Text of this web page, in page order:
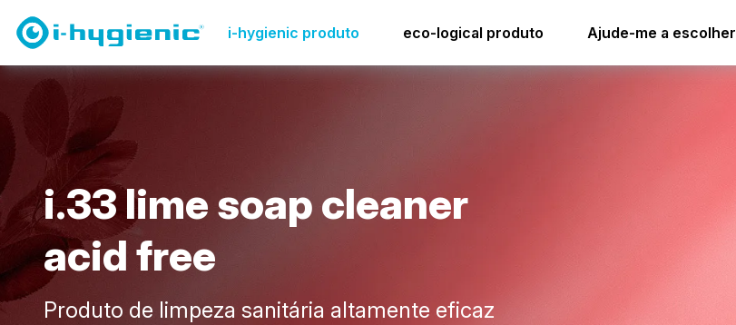
i-hygienic produto eco-logical produto Ajude-me a escolher
Visão geral do produto Limpeza de casas de banho i.33 lime soap cleaner acid free
i.33limesoapcleaner
acidfree
Produto de limpeza sanitária altamente eficaz